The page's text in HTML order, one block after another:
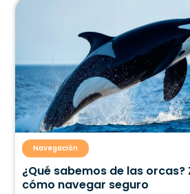
Navegación
¿Qué sabemos de las orcas?
cómo navegar seguro